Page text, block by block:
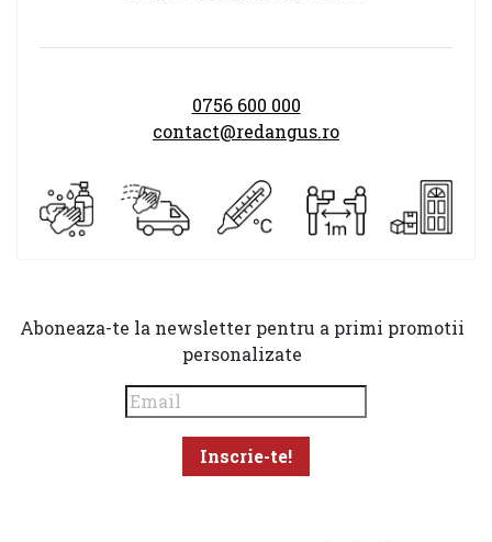
0756 600 000
contact@redangus.ro
Aboneaza-te la newsletter pentru a primi promotii
personalizate